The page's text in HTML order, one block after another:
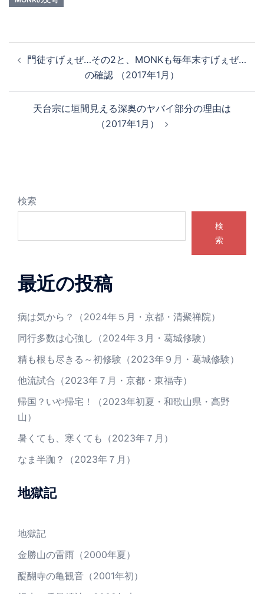
稿 門徒すげぇぜ…その2と、MONKも毎年末すげぇぜ…
の確認 （2017年1月）
天台宗に垣間見える深奥のヤバイ部分の理由は
（2017年1月）
検索
検
索
最近の投稿
病は気から？（2024年５月・京都・清聚禅院）
同行多数は心強し（2024年３月・葛城修験）
精も根も尽きる～初修験（2023年９月・葛城修験）
他流試合（2023年７月・京都・東福寺）
帰国？いや帰宅！（2023年初夏・和歌山県・高野
山）
暑くても、寒くても（2023年７月）
なま半跏？（2023年７月）
地獄記
地獄記
金勝山の雷雨（2000年夏）
醍醐寺の亀観音（2001年初）